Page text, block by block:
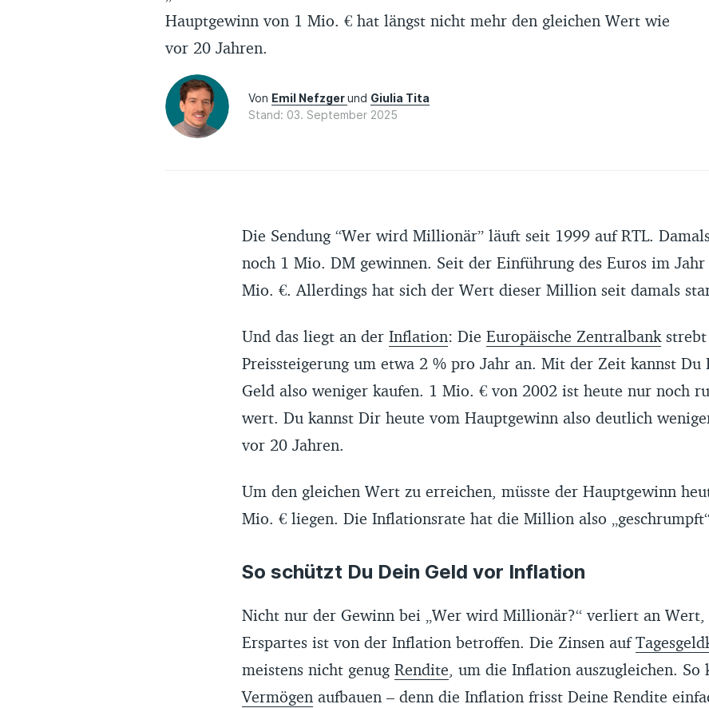
Hauptgewinn von 1 Mio. € hat längst nicht mehr den gleichen Wert wie
vor 20 Jahren.
Von Emil Nefzgerund Giulia Tita
Stand: 03. September 2025
Die Sendung “Wer wird Millionär” läuft seit 1999 auf RTL.
noch 1 Mio. DM gewinnen. Seit der Einführung des Euros im
Mio. €. Allerdings hat sich der Wert dieser Million seit damals
Und das liegt an der Inflation: Die Europäische Zentralbankstrebt
Preissteigerung um etwa 2 % pro Jahr an. Mit der Zeit kannst Du
Geld also weniger kaufen. 1 Mio. € von 2002 ist heute nur noch
wert. Du kannst Dir heute vom Hauptgewinn also deutlich
vor 20 Jahren.
Um den gleichen Wert zu erreichen, müsste der Hauptgewinn
Mio. € liegen. Die Inflationsrate hat die Million also
So schützt Du Dein Geld vor Inflation
Nicht nur der Gewinn bei „Wer wird Millionär?“ verliert an Wert,
Erspartes ist von der Inflation betroffen. Die Zinsen auf
meistens nicht genug Rendite, um die Inflation auszugleichen. So
Vermögenaufbauen – denn die Inflation frisst Deine Rendite